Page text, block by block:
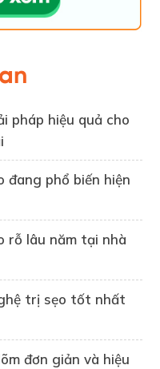
pháp hiệu quả cho
phổ biến hiện
rỗ lâu năm tại nhà
trị sẹo tốt nhất
đơn giản và hiệu